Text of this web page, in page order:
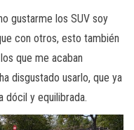
gustarme los SUV soy
con otros, esto también
que me acaban
disgustado usarlo, que ya
dócil y equilibrada.